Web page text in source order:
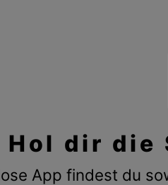
Hol dir die
App findest du